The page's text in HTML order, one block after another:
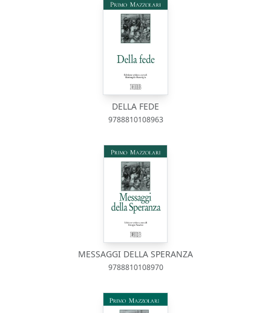
DELLA FEDE
9788810108963
MESSAGGI DELLA SPERANZA
9788810108970